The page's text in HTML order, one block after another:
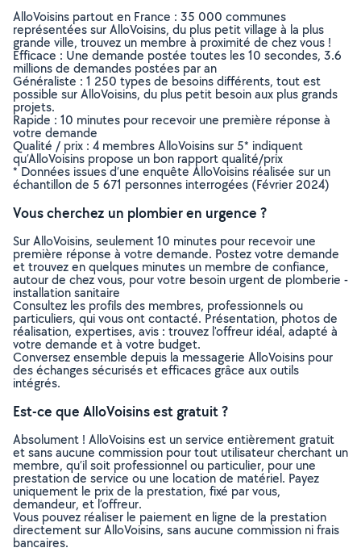
AlloVoisins partout en France : 35 000 communes
représentées sur AlloVoisins, du plus petit village à la plus
grande ville, trouvez un membre à proximité de chez vous !
Efficace : Une demande postée toutes les 10 secondes, 3.6
millions de demandes postées par an
Généraliste : 1 250 types de besoins différents, tout est
possible sur AlloVoisins, du plus petit besoin aux plus grands
projets.
Rapide : 10 minutes pour recevoir une première réponse à
votre demande
Qualité / prix : 4 membres AlloVoisins sur 5* indiquent
qu’AlloVoisins propose un bon rapport qualité/prix
* Données issues d’une enquête AlloVoisins réalisée sur un
échantillon de 5 671 personnes interrogées (Février 2024)
Vous cherchez un plombier en urgence ?
Sur AlloVoisins, seulement 10 minutes pour recevoir une
première réponse à votre demande. Postez votre demande
et trouvez en quelques minutes un membre de confiance,
autour de chez vous, pour votre besoin urgent de plomberie -
installation sanitaire
Consultez les profils des membres, professionnels ou
particuliers, qui vous ont contacté. Présentation, photos de
réalisation, expertises, avis : trouvez l'offreur idéal, adapté à
votre demande et à votre budget.
Conversez ensemble depuis la messagerie AlloVoisins pour
des échanges sécurisés et efficaces grâce aux outils
intégrés.
Est-ce que AlloVoisins est gratuit ?
Absolument ! AlloVoisins est un service entièrement gratuit
et sans aucune commission pour tout utilisateur cherchant un
membre, qu’il soit professionnel ou particulier, pour une
prestation de service ou une location de matériel. Payez
uniquement le prix de la prestation, fixé par vous,
demandeur, et l’offreur.
Vous pouvez réaliser le paiement en ligne de la prestation
directement sur AlloVoisins, sans aucune commission ni frais
bancaires.